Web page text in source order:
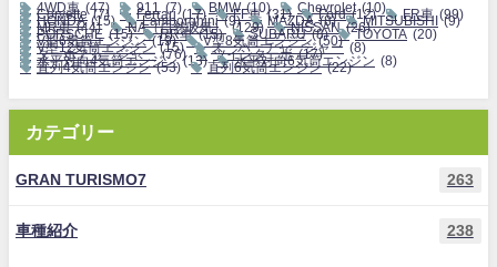
4WD車 (47) 911 (7) BMW (10) Chevrolet (10)
Corvette (7) Ferrari (17) FF車 (31) Ford (12) FR車 (99)
HONDA (15) Lamborghini (9) MAZDA (8) MITSUBISHI (9)
MR車 (44) NA（自然吸気） (129) NISSAN (26)
PORSCHE (15) RR車 (15) SUBARU (8) TOYOTA (20)
V型6気筒エンジン (19) V型8気筒エンジン (50)
V型12気筒エンジン (15) スーパーチャージャー (8)
ターボチャージャー (76) ツインターボ (17)
水平対向4気筒エンジン (13) 水平対向6気筒エンジン (8)
直列4気筒エンジン (53) 直列6気筒エンジン (22)
カテゴリー
GRAN TURISMO7 263
車種紹介 238